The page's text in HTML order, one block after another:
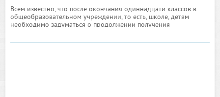
Всем известно, что после окончания одиннадцати классов в
общеобразовательном учреждении, то есть, школе, детям
необходимо задуматься о продолжении получения
ими ВУЗ или колледж. Именно в этом вопросе у молодых